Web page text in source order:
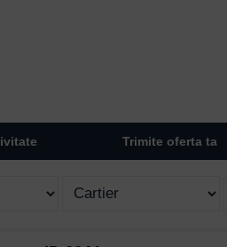
Trimite oferta ta